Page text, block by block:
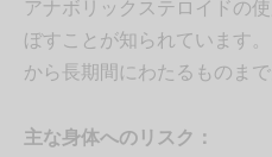
アナボリックステロイドの
ぼすことが知られています
から長期間にわたるものまで
主な身体へのリスク：